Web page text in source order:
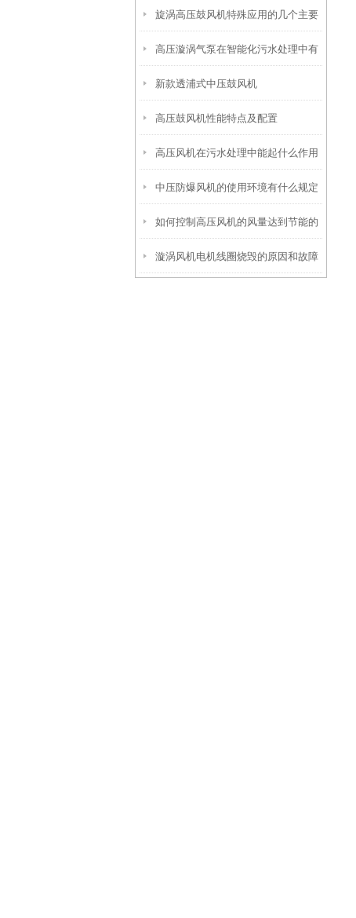
项
旋涡高压鼓风机特殊应用的几个主要
行业
高压漩涡气泵在智能化污水处理中有
哪些用途？
新款透浦式中压鼓风机
高压鼓风机性能特点及配置
高压风机在污水处理中能起什么作用
呢？
中压防爆风机的使用环境有什么规定
如何控制高压风机的风量达到节能的
效果
漩涡风机电机线圈烧毁的原因和故障